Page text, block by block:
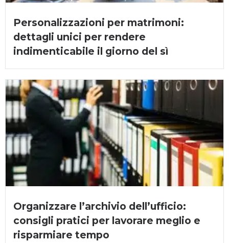
Personalizzazioni per matrimoni:
dettagli unici per rendere
indimenticabile il giorno del sì
Organizzare l’archivio dell’ufficio:
consigli pratici per lavorare meglio e
risparmiare tempo